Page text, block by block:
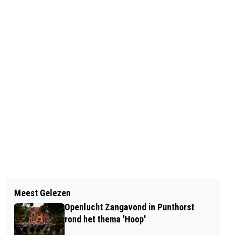
TWEEDE INFORMATIEAVOND VAN
CYBEROUDERS IN STAPHORST
LEERLINGEN HALEN 89 KILO
ZWERFAFVAL OP TIJDENS MOOI
SCHOON
Meest Gelezen
Openlucht Zangavond in Punthorst
rond het thema 'Hoop'